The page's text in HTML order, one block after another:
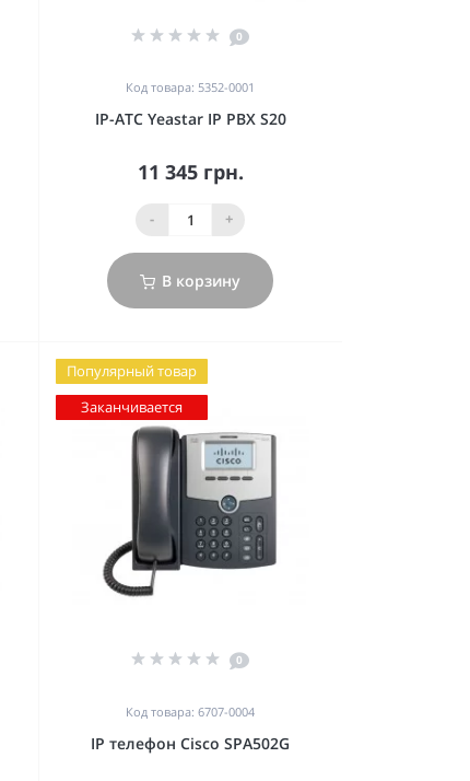
0
Код товара: 5352-0001
IP-АТС Yeastar IP PBX S20
11 345 грн.
- +
В корзину
Популярный товар
Заканчивается
0
Код товара: 6707-0004
IP телефон Cisco SPA502G